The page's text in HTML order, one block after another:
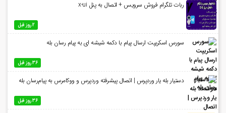
ربات تلگرام فروش سرویس + اتصال به پنل x-ui
2 روز قبل
سورس اسکریپت ارسال پیام با دکمه شیشه ای به پیام رسان بله
36 روز قبل
دستیار بله یار وردپرس | اتصال پیشرفته وردپرس و ووکامرس به پیام‌رسان بله
36 روز قبل